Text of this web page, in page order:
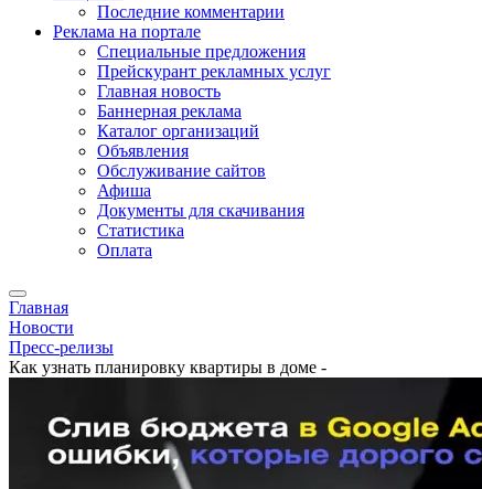
Последние комментарии
Реклама на портале
Специальные предложения
Прейскурант рекламных услуг
Главная новость
Баннерная реклама
Каталог организаций
Объявления
Обслуживание сайтов
Афиша
Документы для скачивания
Статистика
Оплата
Главная
Новости
Пресс-релизы
Как узнать планировку квартиры в доме -